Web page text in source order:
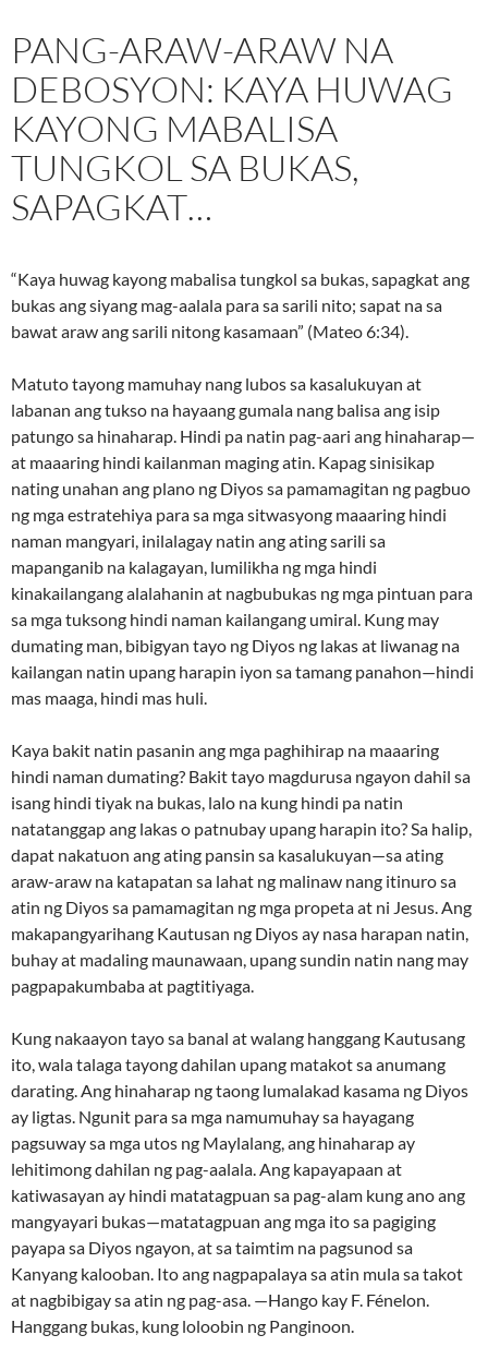
PANG-ARAW-ARAW NA
DEBOSYON: KAYA HUWAG
KAYONG MABALISA
TUNGKOL SA BUKAS,
SAPAGKAT…
“Kaya huwag kayong mabalisa tungkol sa bukas, sapagkat ang
bukas ang siyang mag-aalala para sa sarili nito; sapat na sa
bawat araw ang sarili nitong kasamaan” (Mateo 6:34).
Matuto tayong mamuhay nang lubos sa kasalukuyan at
labanan ang tukso na hayaang gumala nang balisa ang isip
patungo sa hinaharap. Hindi pa natin pag-aari ang hinaharap—
at maaaring hindi kailanman maging atin. Kapag sinisikap
nating unahan ang plano ng Diyos sa pamamagitan ng pagbuo
ng mga estratehiya para sa mga sitwasyong maaaring hindi
naman mangyari, inilalagay natin ang ating sarili sa
mapanganib na kalagayan, lumilikha ng mga hindi
kinakailangang alalahanin at nagbubukas ng mga pintuan para
sa mga tuksong hindi naman kailangang umiral. Kung may
dumating man, bibigyan tayo ng Diyos ng lakas at liwanag na
kailangan natin upang harapin iyon sa tamang panahon—hindi
mas maaga, hindi mas huli.
Kaya bakit natin pasanin ang mga paghihirap na maaaring
hindi naman dumating? Bakit tayo magdurusa ngayon dahil sa
isang hindi tiyak na bukas, lalo na kung hindi pa natin
natatanggap ang lakas o patnubay upang harapin ito? Sa halip,
dapat nakatuon ang ating pansin sa kasalukuyan—sa ating
araw-araw na katapatan sa lahat ng malinaw nang itinuro sa
atin ng Diyos sa pamamagitan ng mga propeta at ni Jesus. Ang
makapangyarihang Kautusan ng Diyos ay nasa harapan natin,
buhay at madaling maunawaan, upang sundin natin nang may
pagpapakumbaba at pagtitiyaga.
Kung nakaayon tayo sa banal at walang hanggang Kautusang
ito, wala talaga tayong dahilan upang matakot sa anumang
darating. Ang hinaharap ng taong lumalakad kasama ng Diyos
ay ligtas. Ngunit para sa mga namumuhay sa hayagang
pagsuway sa mga utos ng Maylalang, ang hinaharap ay
lehitimong dahilan ng pag-aalala. Ang kapayapaan at
katiwasayan ay hindi matatagpuan sa pag-alam kung ano ang
mangyayari bukas—matatagpuan ang mga ito sa pagiging
payapa sa Diyos ngayon, at sa taimtim na pagsunod sa
Kanyang kalooban. Ito ang nagpapalaya sa atin mula sa takot
at nagbibigay sa atin ng pag-asa. —Hango kay F. Fénelon.
Hanggang bukas, kung loloobin ng Panginoon.